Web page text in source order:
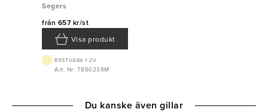
Segers
Segers
från 657 kr/st
Visa produkt
BEST.VARA 1-2V
Art. Nr: T860238M
Du kanske även gillar